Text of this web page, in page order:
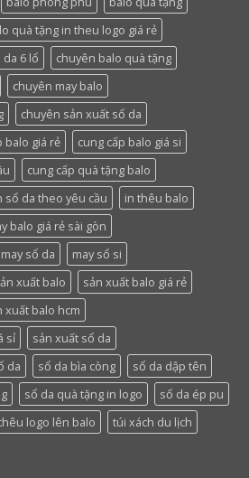
quà tặng in theu logo giá rẻ
da 6 lổ
chuyên balo quà tặng
chuyên may balo
chuyên sản xuất sổ da
balo giá rẻ
cung cấp balo giá si
cung cấp quà tặng balo
sổ da theo yêu cầu
in thêu balo
balo giá rẻ sài gòn
may sổ da
may sổ si
xuất balo
sản xuất balo giá rẻ
xuất balo hcm
sỉ
sản xuất sổ da
da sổ da bìa còng
sổ da dập tên
sổ da quà tặng in logo
sổ da ép pu
logo lên balo túi xách du lịch